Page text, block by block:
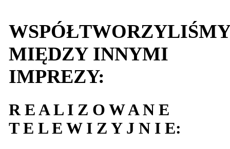
WSPÓŁTWORZYLIŚMY
MIĘDZY INNYMI
IMPREZY:
R E A L I Z O W A N E
T E L E W I Z Y J N I E: